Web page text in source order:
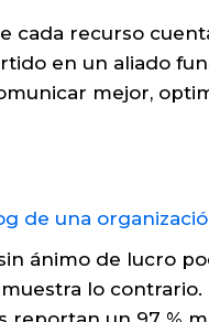
cada recurso
en un aliado
mejor,
ánimo de lucro
lo